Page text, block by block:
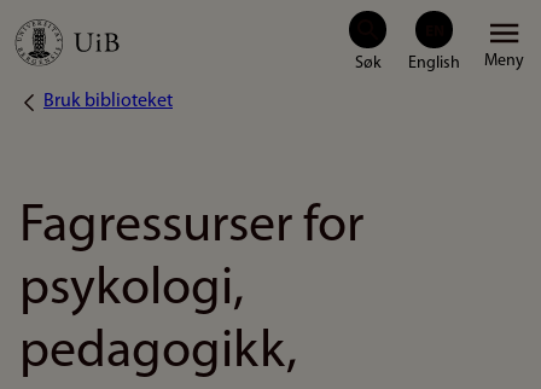
Hopp
Meny
Navigasjonssti
Bruk biblioteket
Fagressurser for
psykologi,
pedagogikk,